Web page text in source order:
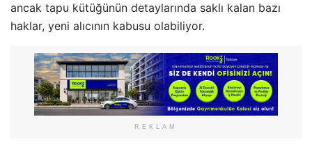
ancak tapu kütüğünün detaylarında saklı kalan bazı
haklar, yeni alıcının kabusu olabiliyor.
REKLAM